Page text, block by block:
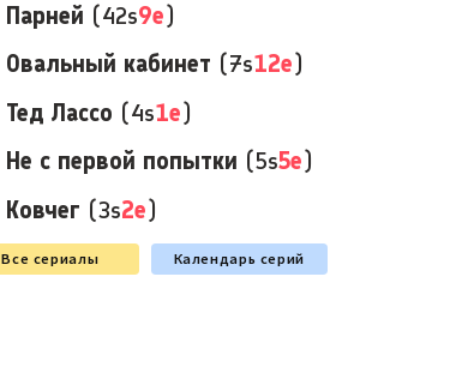
Парней (42s9e)
Овальный кабинет (7s12e)
Тед Лассо (4s1e)
Не с первой попытки (5s5e)
Ковчег (3s2e)
Все сериалы Календарь серий